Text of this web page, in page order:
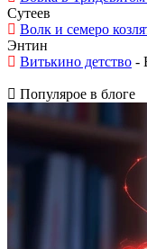
Сутеев
Волк и семеро
Энтин
Витькино детство -
Популярое в блоге